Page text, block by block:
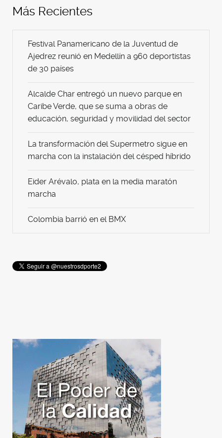
Más Recientes
Festival Panamericano de la Juventud de
Ajedrez reunió en Medellín a 960 deportistas
de 30 países
Alcalde Char entregó un nuevo parque en
Caribe Verde, que se suma a obras de
educación, seguridad y movilidad del sector
La transformación del Supermetro sigue en
marcha con la instalación del césped híbrido
Eider Arévalo, plata en la media maratón
marcha
Colombia barrió en el BMX